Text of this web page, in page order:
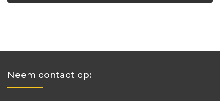
Neem contact op: